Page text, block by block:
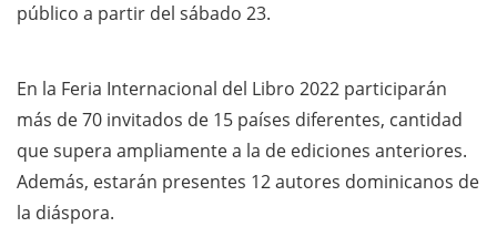
público a partir del sábado 23.
En la Feria Internacional del Libro 2022 participarán
más de 70 invitados de 15 países diferentes, cantidad
que supera ampliamente a la de ediciones anteriores.
Además, estarán presentes 12 autores dominicanos de
la diáspora.